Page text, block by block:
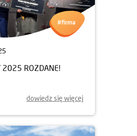
2025 ROZDANE!
dowiedz się więcej